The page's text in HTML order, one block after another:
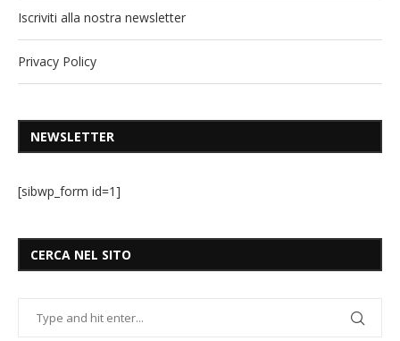
Iscriviti alla nostra newsletter
Privacy Policy
NEWSLETTER
[sibwp_form id=1]
CERCA NEL SITO